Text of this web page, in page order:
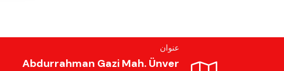
عنوان
Abdurrahman Gazi Mah. Ünver